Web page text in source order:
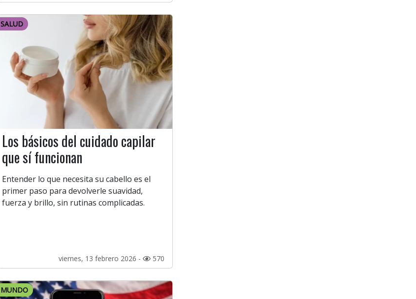
SALUD
Los básicos del cuidado capilar
que sí funcionan
Entender lo que necesita su cabello es el
primer paso para devolverle suavidad,
fuerza y brillo, sin rutinas complicadas.
viernes, 13 febrero 2026 - 570
MUNDO